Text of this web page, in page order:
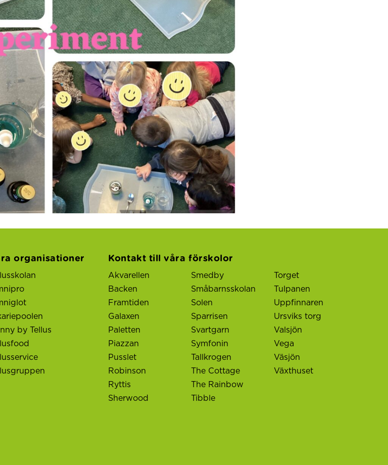
organisationer
by Tellus
Kontakt till våra förskolor
Akvarellen
Backen
Framtiden
Galaxen
Paletten
Piazzan
Pusslet
Robinson
Ryttis
Sherwood
Smedby
Småbarnsskolan
Solen
Sparrisen
Svartgarn
Symfonin
Tallkrogen
The Cottage
The Rainbow
Tibble
Torget
Tulpanen
Uppfinnaren
Ursviks torg
Valsjön
Vega
Väsjön
Växthuset